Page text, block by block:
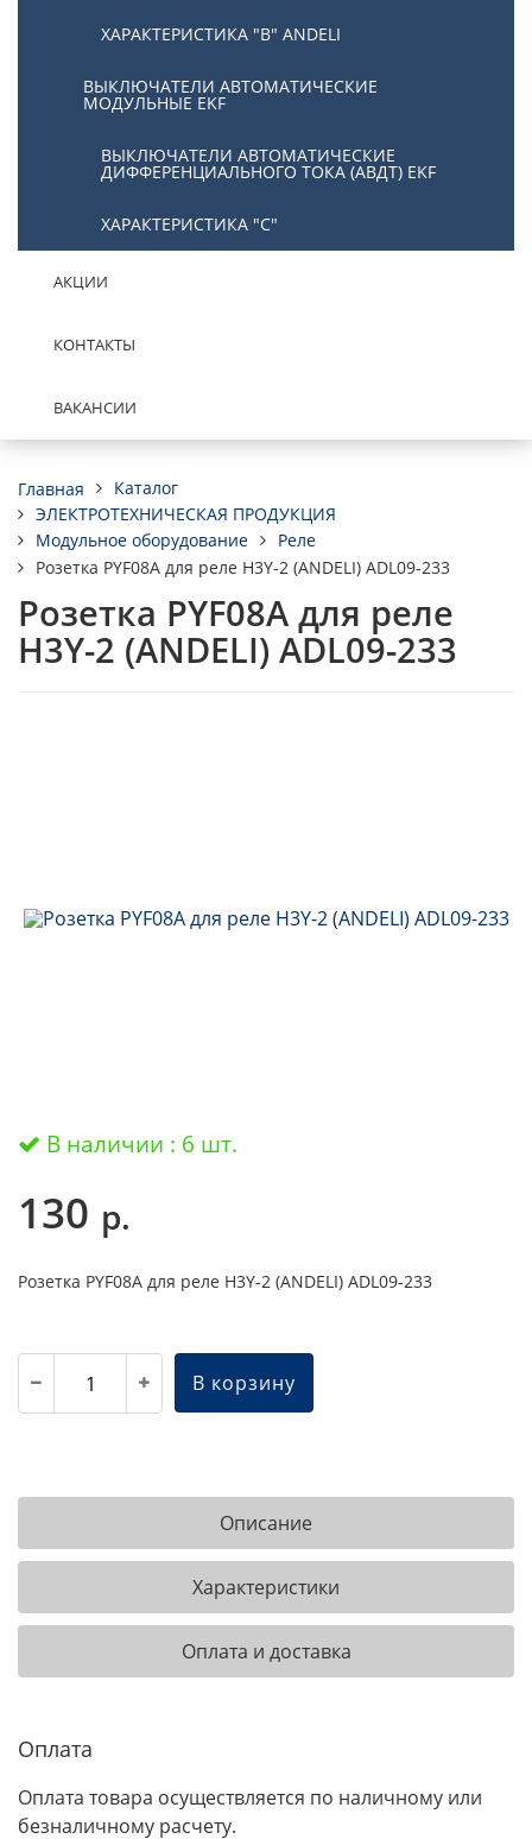
ХАРАКТЕРИСТИКА "B" ANDELI
ВЫКЛЮЧАТЕЛИ АВТОМАТИЧЕСКИЕ
МОДУЛЬНЫЕ EKF
ВЫКЛЮЧАТЕЛИ АВТОМАТИЧЕСКИЕ
ДИФФЕРЕНЦИАЛЬНОГО ТОКА (АВДТ) EKF
ХАРАКТЕРИСТИКА "С"
АКЦИИ
КОНТАКТЫ
ВАКАНСИИ
Главная
Каталог
ЭЛЕКТРОТЕХНИЧЕСКАЯ ПРОДУКЦИЯ
Модульное оборудование
Реле
Розетка PYF08A для реле H3Y-2 (ANDELI) ADL09-233
Розетка PYF08A для реле
H3Y-2 (ANDELI) ADL09-233
В наличии : 6 шт.
130 р.
Розетка PYF08A для реле H3Y-2 (ANDELI) ADL09-233
В корзину
Описание
Характеристики
Оплата и доставка
Оплата
Оплата товара осуществляется по наличному или
безналичному расчету.